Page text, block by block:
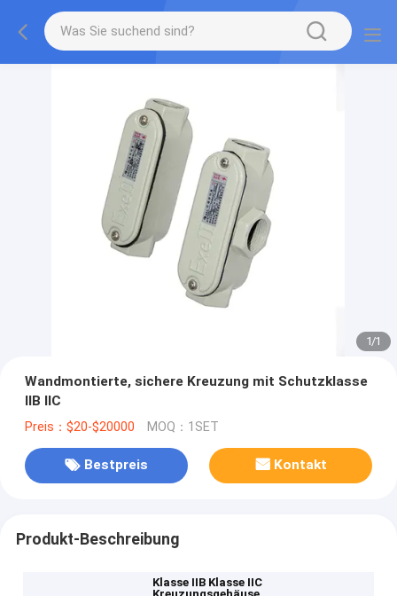
1/1
Wandmontierte, sichere Kreuzung mit Schutzklasse
IIB IIC
Preis：$20-$20000 MOQ：1SET
Bestpreis Kontakt
Produkt-Beschreibung
Klasse IIB Klasse IIC